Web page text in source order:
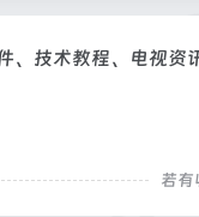
、技术教程、电视资
若有